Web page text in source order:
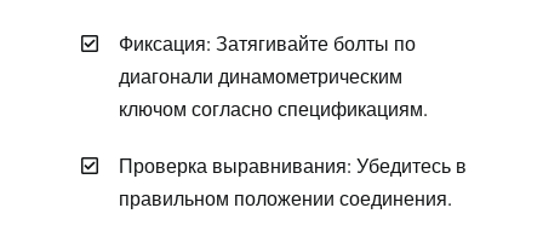
Фиксация: Затягивайте болты по
диагонали динамометрическим
ключом согласно спецификациям.
Проверка выравнивания: Убедитесь в
правильном положении соединения.